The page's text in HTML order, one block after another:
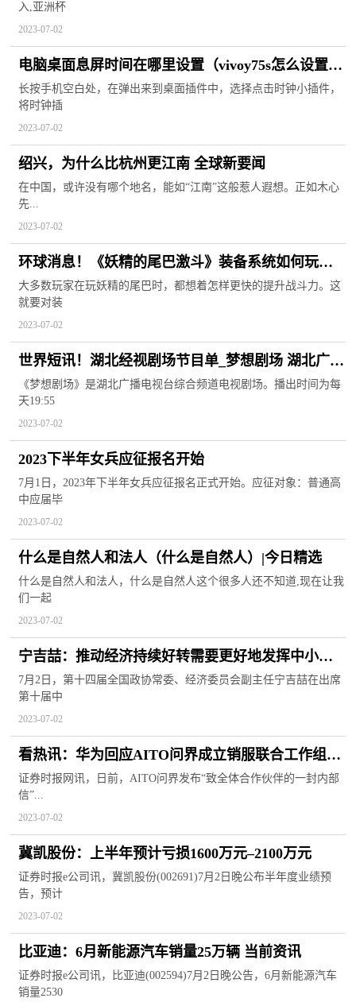
入,亚洲杯
2023-07-02
电脑桌面息屏时间在哪里设置（vivoy75s怎么设置桌
面时间）
长按手机空白处，在弹出来到桌面插件中，选择点击时钟小插件，
将时钟插
2023-07-02
绍兴，为什么比杭州更江南 全球新要闻
在中国，或许没有哪个地名，能如“江南”这般惹人遐想。正如木心
先...
2023-07-02
环球消息！《妖精的尾巴激斗》装备系统如何玩？
装备系统玩法详解
大多数玩家在玩妖精的尾巴时，都想着怎样更快的提升战斗力。这
就要对装
2023-07-02
世界短讯！湖北经视剧场节目单_梦想剧场 湖北广播
电视台综合频道电视剧场相关内容简介介绍
《梦想剧场》是湖北广播电视台综合频道电视剧场。播出时间为每
天19:55
2023-07-02
2023下半年女兵应征报名开始
7月1日，2023年下半年女兵应征报名正式开始。应征对象：普通高
中应届毕
2023-07-02
什么是自然人和法人（什么是自然人）|今日精选
什么是自然人和法人，什么是自然人这个很多人还不知道,现在让我
们一起
2023-07-02
宁吉喆：推动经济持续好转需要更好地发挥中小企
业作用 全球观天下
7月2日，第十四届全国政协常委、经济委员会副主任宁吉喆在出席
第十届中
2023-07-02
看热讯：华为回应AITO问界成立销服联合工作组：
跟话语权无关
证券时报网讯，日前，AITO问界发布“致全体合作伙伴的一封内部
信”...
2023-07-02
冀凯股份：上半年预计亏损1600万元–2100万元
证券时报e公司讯，冀凯股份(002691)7月2日晚公布半年度业绩预
告，预计
2023-07-02
比亚迪：6月新能源汽车销量25万辆 当前资讯
证券时报e公司讯，比亚迪(002594)7月2日晚公告，6月新能源汽车
销量2530